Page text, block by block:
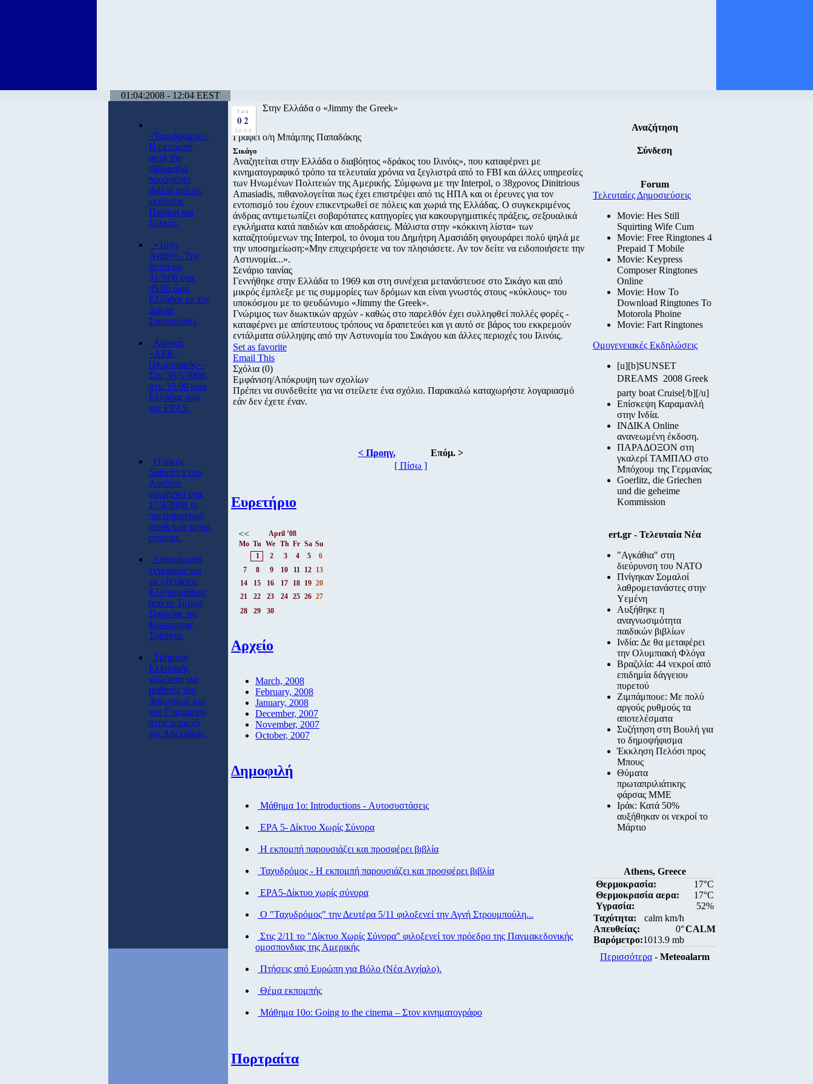
01:04:2008 - 12:04 EEST
«Ταχυδρόμος»-
Η εκπομπή
αυτή την
εβδομάδα
προσφέρει
βιβλία από τις
εκδόσεις
Πατάκη και
Ιωλκός.
«Τύχη
Αγαθή»- Την
Δευτέρα
31/3/08 στις
05.00 ώρα
Ελλάδας με την
Δανάη
Στρατηγάκη.
Αγώνας
«ΑΕΚ-
Ολυμπιακός»-
Στις 30/3/2008,
στις 19.00 ώρα
Ελλάδας από
την ΕΡΑ5.
O οίκος
Sotheby’s στο
Λονδίνο
φιλοξενεί στις
17/4/2008 το
πιο σημαντικό
greek sale μεχρί
σήμερα.
Ανακοίνωση
εγγραφών για
τις εξετάσεις
Ελληνομάθεια
από το Τμήμα
Παιδείας της
Κοινότητας
Τορόντο.
Τμήματα
Ελληνικής
γλώσσας για
μαθητές του
Δημοτικού και
του Γυμνασίου
στην περιοχή
της Αδελαΐδας.
Jan
02
2008
Στην Ελλάδα ο «Jimmy the Greek»
Γράφει ο/η Μπάμπης Παπαδάκης
Σικάγο
Αναζητείται στην Ελλάδα ο διαβόητος «δράκος του Ιλινόις», που καταφέρνει με
κινηματογραφικό τρόπο τα τελευταία χρόνια να ξεγλιστρά από το FBI και άλλες υπηρεσίες
των Ηνωμένων Πολιτειών της Αμερικής. Σύμφωνα με την Interpol, o 38χρονος Dinitrious
Amasiadis, πιθανολογείται πως έχει επιστρέψει από τις ΗΠΑ και οι έρευνες για τον
εντοπισμό του έχουν επικεντρωθεί σε πόλεις και χωριά της Ελλάδας. Ο συγκεκριμένος
άνδρας αντιμετωπίζει σοβαρότατες κατηγορίες για κακουργηματικές πράξεις, σεξουαλικά
εγκλήματα κατά παιδιών και αποδράσεις. Μάλιστα στην «κόκκινη λίστα» των
καταζητούμενων της Interpol, το όνομα του Δημήτρη Αμασιάδη φιγουράρει πολύ ψηλά με
την υποσημείωση:«Μην επιχειρήσετε να τον πλησιάσετε. Αν τον δείτε να ειδοποιήσετε την
Αστυνομία...».
Σενάριο ταινίας
Γεννήθηκε στην Ελλάδα το 1969 και στη συνέχεια μετανάστευσε στο Σικάγο και από
μικρός έμπλεξε με τις συμμορίες των δρόμων και είναι γνωστός στους «κύκλους» του
υποκόσμου με το ψευδώνυμο «Jimmy the Greek».
Γνώριμος των διωκτικών αρχών - καθώς στο παρελθόν έχει συλληφθεί πολλές φορές -
καταφέρνει με απίστευτους τρόπους να δραπετεύει και γι αυτό σε βάρος του εκκρεμούν
εντάλματα σύλληψης από την Αστυνομία του Σικάγου και άλλες περιοχές του Ιλινόις.
Set as favorite
Email This
Σχόλια (0)
Εμφάνιση/Απόκρυψη των σχολίων
Πρέπει να συνδεθείτε για να στείλετε ένα σχόλιο. Παρακαλώ καταχωρήστε λογαριασμό
εάν δεν έχετε έναν.
< Προηγ.
Επόμ. >
[ Πίσω ]
Ευρετήριο
<<
April ’08
Mo Tu We Th Fr Sa Su
1
2 3 4 5
6
7
8 9 10 11 12 13
14
15 16 17 18 19 20
21
22 23 24 25 26 27
28
29 30
Αρχείο
March, 2008
February, 2008
January, 2008
December, 2007
November, 2007
October, 2007
Δημοφιλή
Μάθημα 1ο: Introductions - Αυτοσυστάσεις
ΕΡΑ 5- Δίκτυο Χωρίς Σύνορα
Η εκπομπή παρουσιάζει και προσφέρει βιβλία
Ταχυδρόμος - Η εκπομπή παρουσιάζει και προσφέρει βιβλία
ΕΡΑ5-Δίκτυο χωρίς σύνορα
Ο "Ταχυδρόμος" την Δευτέρα 5/11 φιλοξενεί την Αγνή Στρουμπούλη...
Στις 2/11 το "Δίκτυο Χωρίς Σύνορα" φιλοξενεί τον πρόεδρο της Πανμακεδονικής
ομοσπονδιας της Αμερικής
Πτήσεις από Eυρώπη για Βόλο (Νέα Αγχίαλο).
Θέμα εκπομπής
Μάθημα 10ο: Going to the cinema – Στον κινηματογράφο
Πορτραίτα
Αναζήτηση
Σύνδεση
Forum
Τελευταίες Δημοσιεύσεις
Movie: Hes Still
Squirting Wife Cum
Movie: Free Ringtones 4
Prepaid T Mobile
Movie: Keypress
Composer Ringtones
Online
Movie: How To
Download Ringtones To
Motorola Phoine
Movie: Fart Ringtones
Ομογενειακές Εκδηλώσεις
[u][b]SUNSET
DREAMS  2008 Greek
party boat Cruise[/b][/u]
Επίσκεψη Καραμανλή
στην Ινδία.
ΙΝΔΙΚΑ Online
ανανεωμένη έκδοση.
ΠΑΡΑΔΟΞΟΝ στη
γκαλερί ΤΑΜΠΛΟ στο
Μπόχουμ της Γερμανίας
Goerlitz, die Griechen
und die geheime
Kommission
ert.gr - Τελευταία Νέα
"Αγκάθια" στη
διεύρυνση του ΝΑΤΟ
Πνίγηκαν Σομαλοί
λαθρομετανάστες στην
Υεμένη
Αυξήθηκε η
αναγνωσιμότητα
παιδικών βιβλίων
Ινδία: Δε θα μεταφέρει
την Ολυμπιακή Φλόγα
Βραζιλία: 44 νεκροί από
επιδημία δάγγειου
πυρετού
Ζιμπάμπουε: Με πολύ
αργούς ρυθμούς τα
αποτελέσματα
Συζήτηση στη Βουλή για
το δημοψήφισμα
Έκκληση Πελόσι προς
Μπους
Θύματα
πρωταπριλιάτικης
φάρσας ΜΜΕ
Ιράκ: Κατά 50%
αυξήθηκαν οι νεκροί το
Μάρτιο
Athens, Greece
Θερμοκρασία:
17°C
Θερμοκρασία αερα:
17°C
Υγρασία:
52%
Ταχύτητα:
calm km/h
Απευθείας:
0°
Βαρόμετρο:1013.9 mb
CALM
Περισσότερα- Meteoalarm